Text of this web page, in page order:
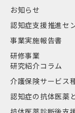
お知らせ
認知症支援推進セ
事業実施報告書
研修事業
研究紹介コラム
介護保険サービス
認知症の抗体医薬